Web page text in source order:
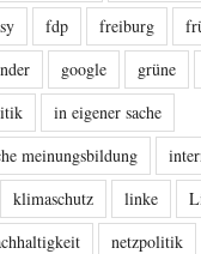
fdp freiburg
google grüne
in eigener sache
meinungsbildung
klimaschutz linke
netzpolitik